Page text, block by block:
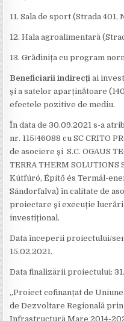
11. Sala de sport (Strada 401,
12. Hala agroalimentară
13. Grădinița cu program
Beneficiarii indirecți ai
și a satelor aparținătoare
efectele pozitive de mediu.
În data de 30.09.2021 s-a
nr. 115/46088 cu SC CRITO
de asociere și S.C. OGAUS
TERRA THERM SOLUTIONS
Kútfúró, Építő és Termál-
Sándorfalva) în calitate de
proiectare și execuție
investițional.
Data începerii proiectului/
15.02.2021.
Data finalizării proiectului:
„Proiect cofinanțat de
de Dezvoltare Regională
Infrastructură Mare 2014-